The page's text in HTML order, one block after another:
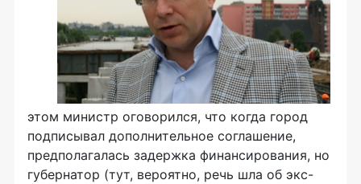
этом министр оговорился, что когда город
подписывал дополнительное соглашение,
предполагалась задержка финансирования, но
губернатор (тут, вероятно, речь шла об экс-